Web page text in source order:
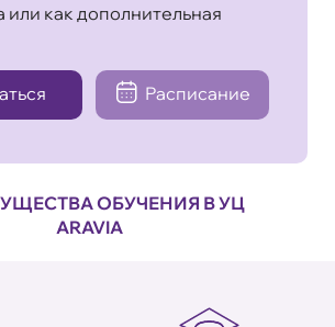
или как дополнительная
Расписание
ОБУЧЕНИЯ В УЦ
ARAVIA